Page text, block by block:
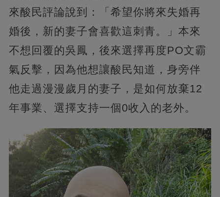
來酸民評論說到：「希望你將來失婚再
婚後，新的妻子會喜歡這刺青。」本來
不想回覆的吳鳳，後來選擇再度PO文霸
氣反擊，因為他想讓酸民知道，身旁伴
他走過漫漫歲月的妻子，是如何放棄12
年事業、選擇支持一個0收入的老外。